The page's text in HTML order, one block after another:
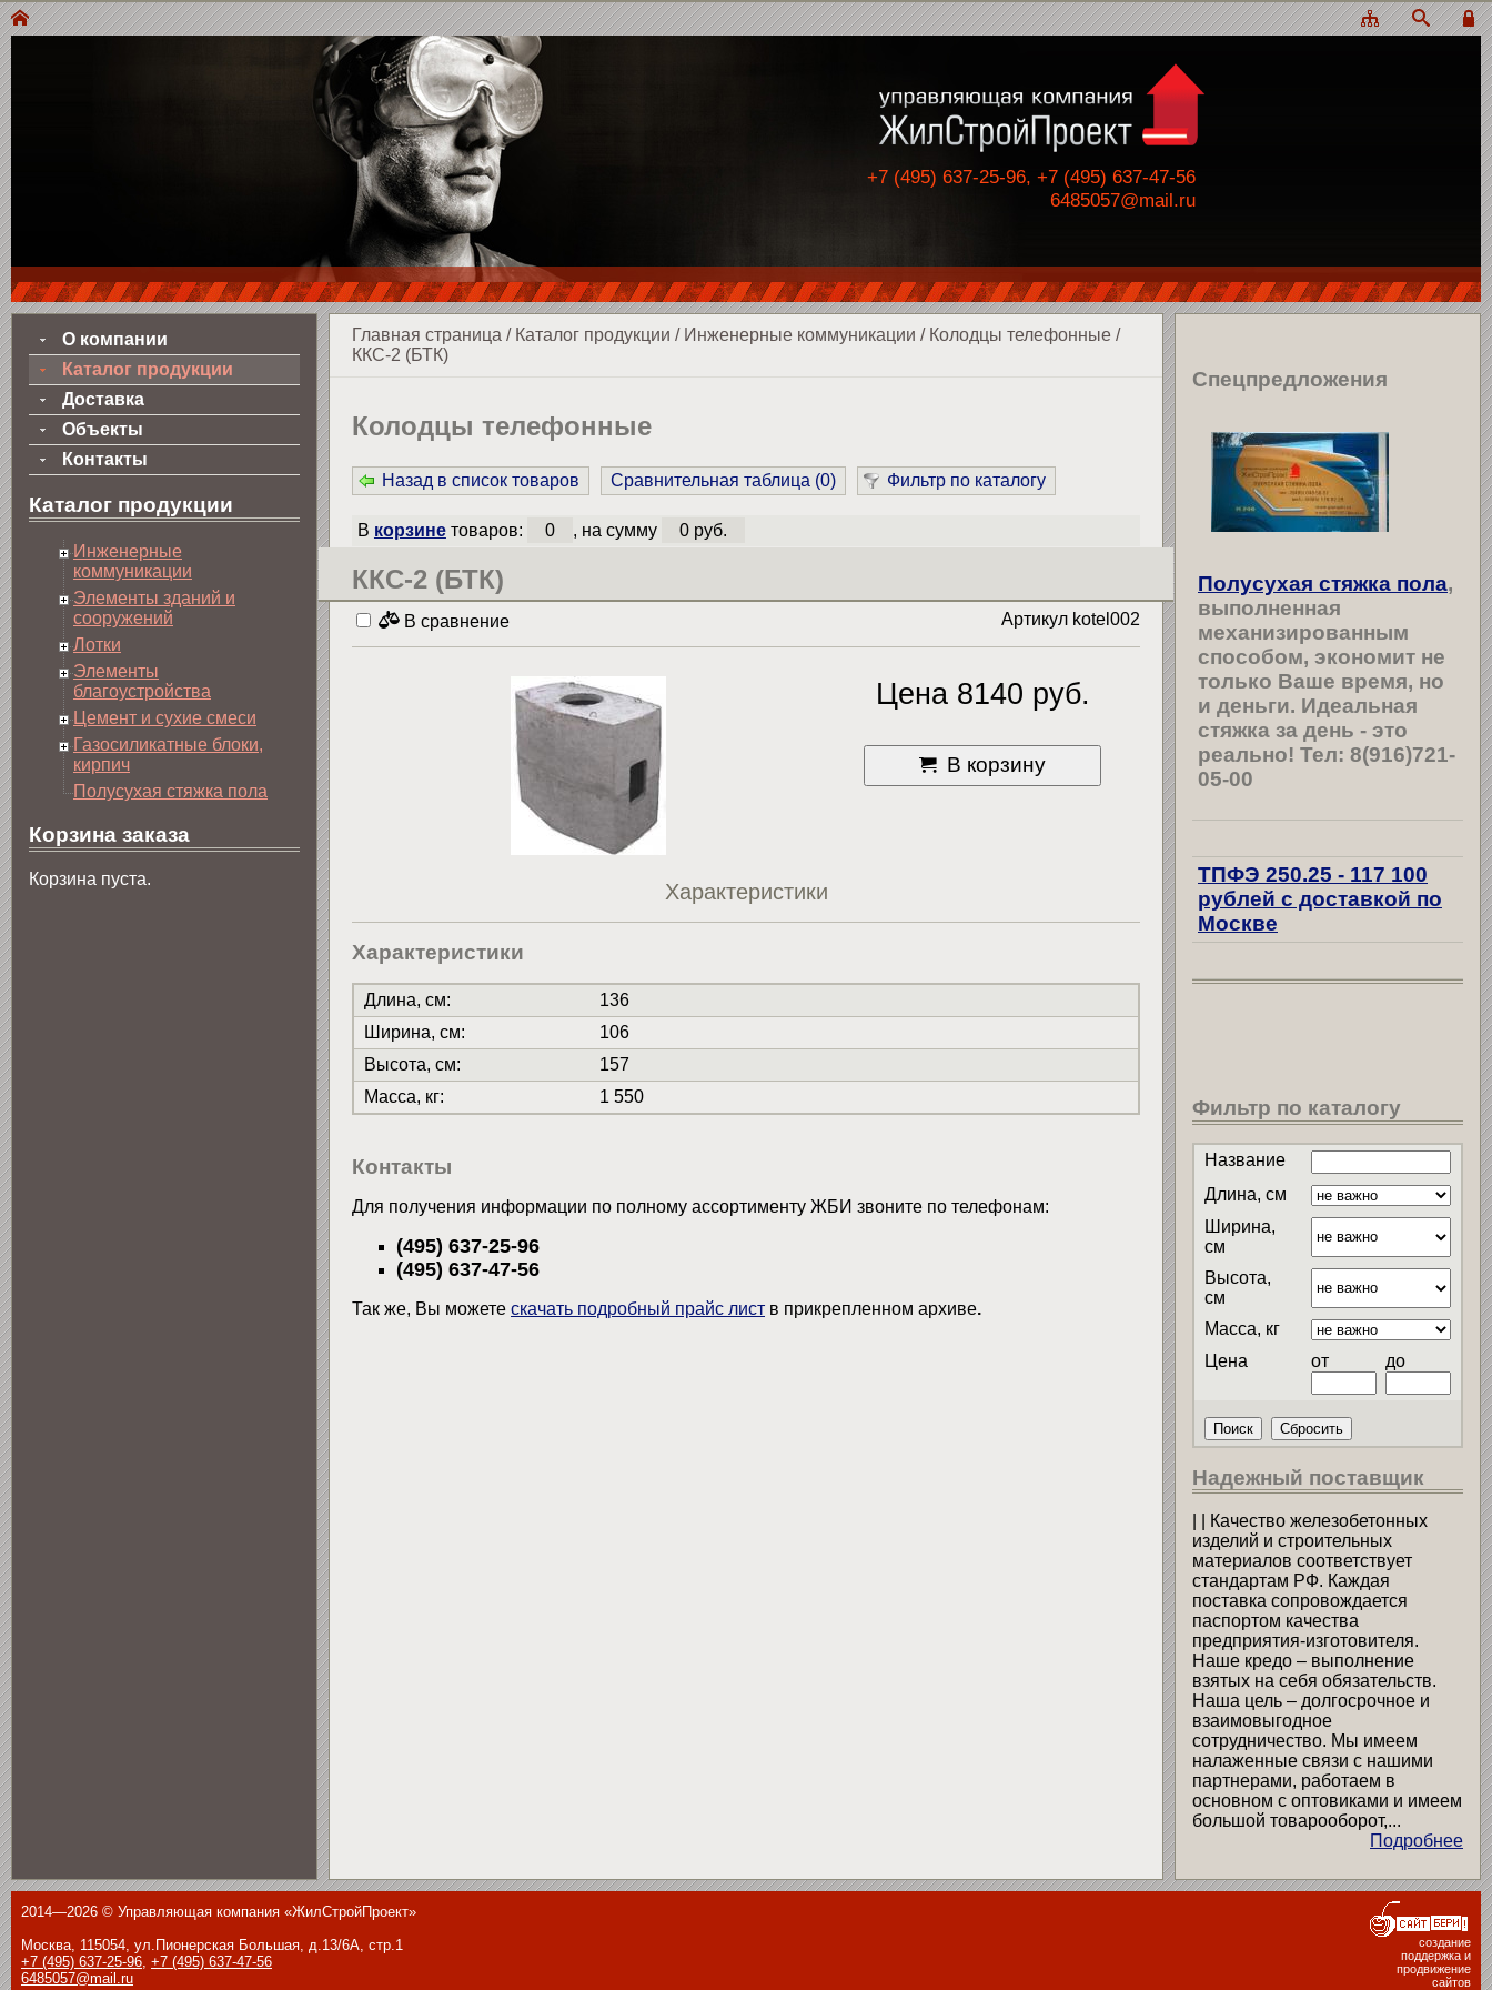
+7 (495) 637-25-96, +7 (495) 637-47-56
6485057@mail.ru
Главная страница / Каталог продукции / Инженерные коммуникации / Колодцы телефонные /
ККС-2 (БТК)
Колодцы телефонные
Назад в список товаров Сравнительная таблица (0) Фильтр по каталогу
В корзинетоваров: 0 , на сумму 0 руб.
ККС-2 (БТК)
В сравнение Артикул kotel002
Цена 8140 руб.
В корзину
Характеристики
Характеристики
Длина, см:
136
Ширина, см:
106
Высота, см:
157
Масса, кг:
1 550
Контакты
Для получения информации по полному ассортименту ЖБИ звоните по телефонам:
(495) 637-25-96
(495) 637-47-56
Так же, Вы можете скачать подробный прайс лист в прикрепленном архиве.
О компании
Каталог продукции
Доставка
Объекты
Контакты
Каталог продукции
Инженерные
коммуникации
Элементы зданий и
сооружений
Лотки
Элементы
благоустройства
Цемент и сухие смеси
Газосиликатные блоки,
кирпич
Полусухая стяжка пола
Корзина заказа
Корзина пуста.
Спецпредложения
Полусухая стяжка пола,
выполненная
механизированным
способом, экономит не
только Ваше время, но
и деньги. Идеальная
стяжка за день - это
реально! Тел: 8(916)721-
05-00
ТПФЭ 250.25 - 117 100
рублей с доставкой по
Москве
Фильтр по каталогу
Название
Длина, см
Ширина,
см
Высота,
см
Масса, кг
Цена
от до
Надежный поставщик
| | Качество железобетонных
изделий и строительных
материалов соответствует
стандартам РФ. Каждая
поставка сопровождается
паспортом качества
предприятия-изготовителя.
Наше кредо – выполнение
взятых на себя обязательств.
Наша цель – долгосрочное и
взаимовыгодное
сотрудничество. Мы имеем
налаженные связи с нашими
партнерами, работаем в
основном с оптовиками и имеем
большой товарооборот,...
Подробнее
2014—2026 © Управляющая компания «ЖилСтройПроект»
Москва, 115054, ул.Пионерская Большая, д.13/6А, стр.1
+7 (495) 637-25-96, +7 (495) 637-47-56
6485057@mail.ru
создание
поддержка и
продвижение
сайтов